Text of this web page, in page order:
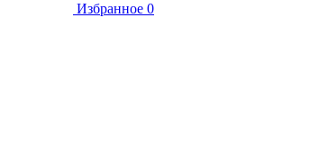
Избранное 0